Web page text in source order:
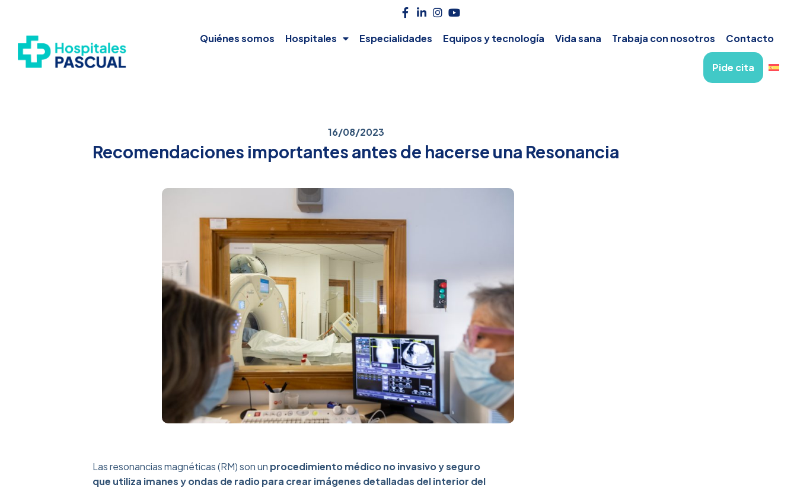
Quiénes somos Hospitales Especialidades Equipos y tecnología Vida sana Trabaja con nosotros Contacto
Pide cita
16/08/2023
Recomendaciones importantes antes de hacerse una Resonancia
Las resonancias magnéticas (RM) son un procedimiento médico no invasivo y seguro
que utiliza imanes y ondas de radio para crear imágenes detalladas del interior del